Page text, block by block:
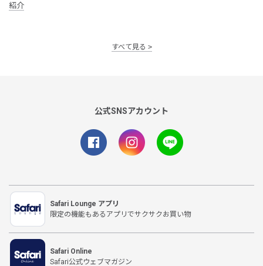
紹介
すべて見る
公式SNSアカウント
Safari Lounge アプリ
限定の機能もあるアプリでサクサクお買い物
Safari Online
Safari公式ウェブマガジン